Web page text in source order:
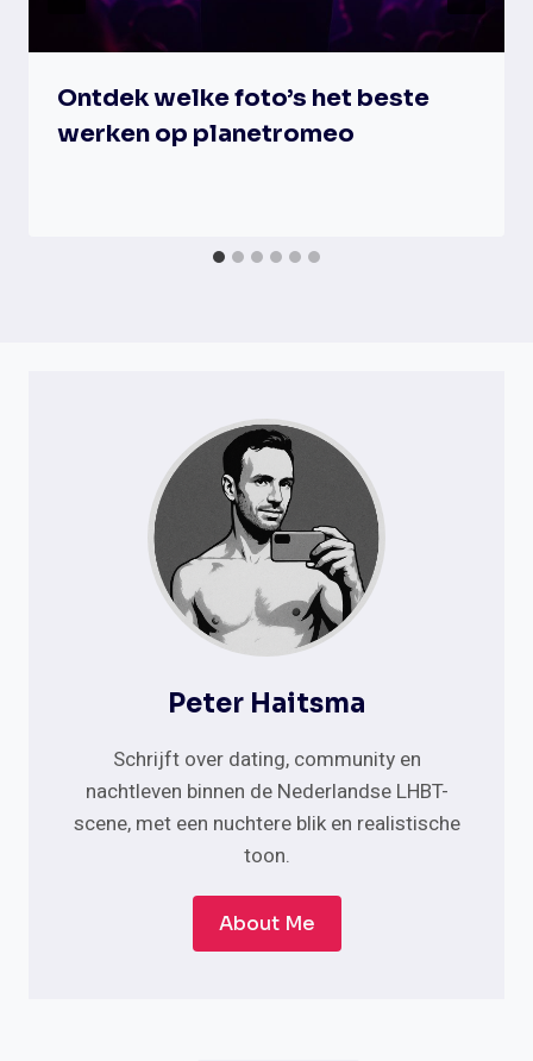
Ontdek welke foto’s het beste
werken op planetromeo
Peter Haitsma
Schrijft over dating, community en
nachtleven binnen de Nederlandse LHBT-
scene, met een nuchtere blik en realistische
toon.
About Me